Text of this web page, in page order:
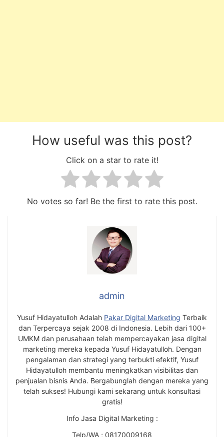
How useful was this post?
Click on a star to rate it!
No votes so far! Be the first to rate this post.
admin
Yusuf Hidayatulloh Adalah Pakar Digital Marketing Terbaik
dan Terpercaya sejak 2008 di Indonesia. Lebih dari 100+
UMKM dan perusahaan telah mempercayakan jasa digital
marketing mereka kepada Yusuf Hidayatulloh. Dengan
pengalaman dan strategi yang terbukti efektif, Yusuf
Hidayatulloh membantu meningkatkan visibilitas dan
penjualan bisnis Anda. Bergabunglah dengan mereka yang
telah sukses! Hubungi kami sekarang untuk konsultasi
gratis!
Info Jasa Digital Marketing :
Telp/WA ; 08170009168